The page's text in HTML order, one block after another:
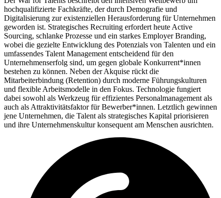
hochqualifizierte Fachkräfte, der durch Demografie und
Digitalisierung zur existenziellen Herausforderung für Unternehmen
geworden ist. Strategisches Recruiting erfordert heute Active
Sourcing, schlanke Prozesse und ein starkes Employer Branding,
wobei die gezielte Entwicklung des Potenzials von Talenten und ein
umfassendes Talent Management entscheidend für den
Unternehmenserfolg sind, um gegen globale Konkurrent*innen
bestehen zu können. Neben der Akquise rückt die
Mitarbeiterbindung (Retention) durch moderne Führungskulturen
und flexible Arbeitsmodelle in den Fokus. Technologie fungiert
dabei sowohl als Werkzeug für effizientes Personalmanagement als
auch als Attraktivitätsfaktor für Bewerber*innen. Letztlich gewinnen
jene Unternehmen, die Talent als strategisches Kapital priorisieren
und ihre Unternehmenskultur konsequent am Menschen ausrichten.